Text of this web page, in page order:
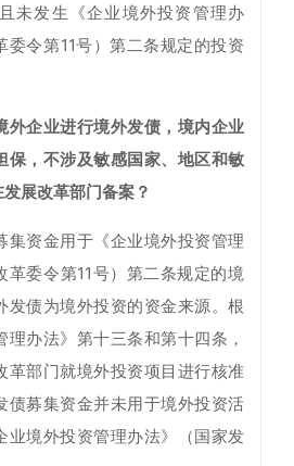
未发生《企业境外投资管理办
委令第11号）第二条规定的投资
外企业进行境外发债，境内企业
保，不涉及敏感国家、地区和敏
展改革部门备案？
集资金用于《企业境外投资管理
革委令第11号）第二条规定的境
发债为境外投资的资金来源。根
办法》第十三条和第十四条，
革部门就境外投资项目进行核准
债募集资金并未用于境外投资活
业境外投资管理办法》（国家发